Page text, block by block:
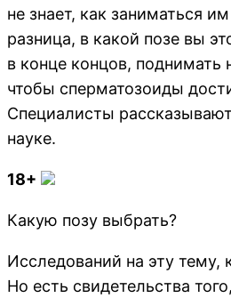
не знает, как заниматься
разница, в какой позе вы
в конце концов, поднимать
чтобы сперматозоиды
Специалисты
науке.
18+
Какую позу выбрать?
Исследований на эту тему,
Но есть свидетельства